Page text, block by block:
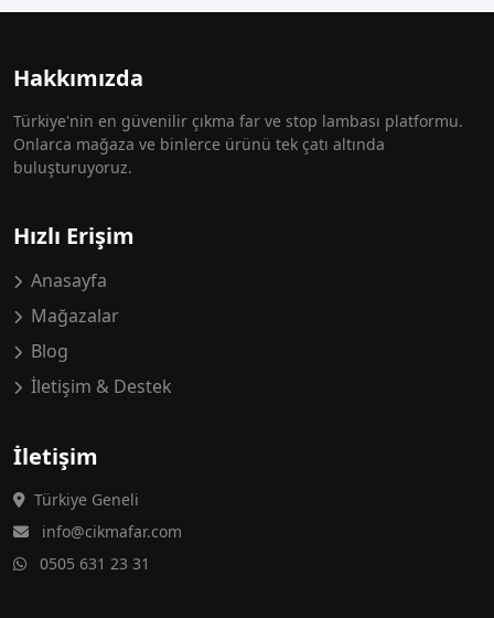
Hakkımızda
Türkiye'nin en güvenilir çıkma far ve stop lambası platformu.
Onlarca mağaza ve binlerce ürünü tek çatı altında
buluşturuyoruz.
Hızlı Erişim
Anasayfa
Mağazalar
Blog
İletişim & Destek
İletişim
Türkiye Geneli
info@cikmafar.com
0505 631 23 31